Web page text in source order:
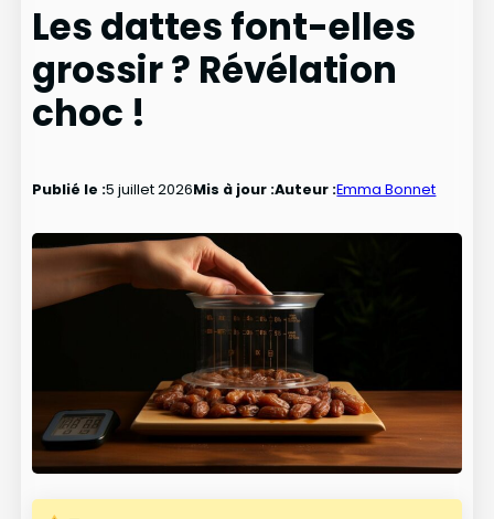
Les dattes font-elles
grossir ? Révélation
choc !
Publié le :5 juillet 2026Mis à jour :Auteur :Emma Bonnet